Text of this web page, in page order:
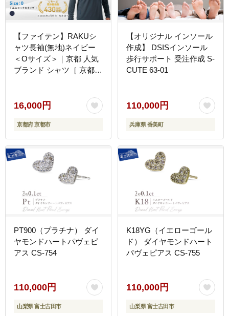
【ファイテン】RAKUシ
ャツ長袖(無地)ネイビー
＜Oサイズ＞｜京都 人気
ブランド シャツ［ 京都
プル ボディケア 健康 ス
ポーツ ブランド トップス
ロンT 無地 お取り寄せ 通
販 送料無料 ふるさと納税
］
16,000円
京都府 京都市
【オリジナル インソール
作成】 DSISインソール
歩行サポート 受注作成 S-
CUTE 63-01
110,000円
兵庫県 香美町
PT900（プラチナ） ダイ
ヤモンドハートパヴェピ
アス CS-754
110,000円
山梨県 富士吉田市
K18YG（イエローゴール
ド） ダイヤモンドハート
パヴェピアス CS-755
110,000円
山梨県 富士吉田市